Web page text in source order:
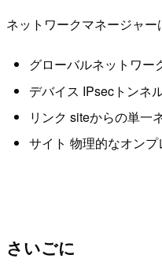
ネットワークマネージャー
グローバルネットワー
デバイス IPsecトンネ
リンク siteからの単一
サイト 物理的なオン
さいごに